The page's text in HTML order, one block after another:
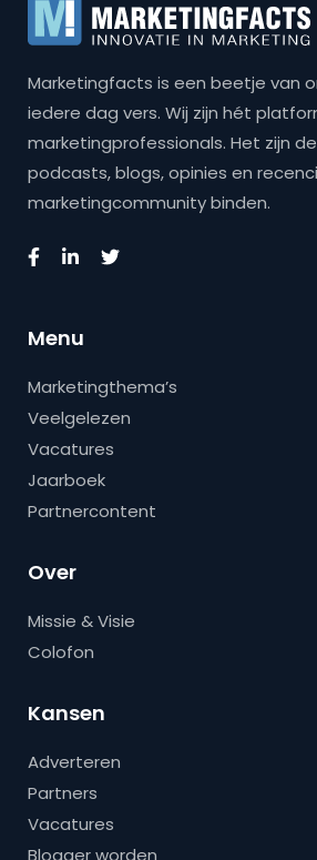
Marketingfacts is een beetje van
iedere dag vers. Wij zijn hét
marketingprofessionals. Het zijn
podcasts, blogs, opinies en
marketingcommunity binden.
Menu
Marketingthema’s
Veelgelezen
Vacatures
Jaarboek
Partnercontent
Over
Missie & Visie
Colofon
Kansen
Adverteren
Partners
Vacatures
Blogger worden